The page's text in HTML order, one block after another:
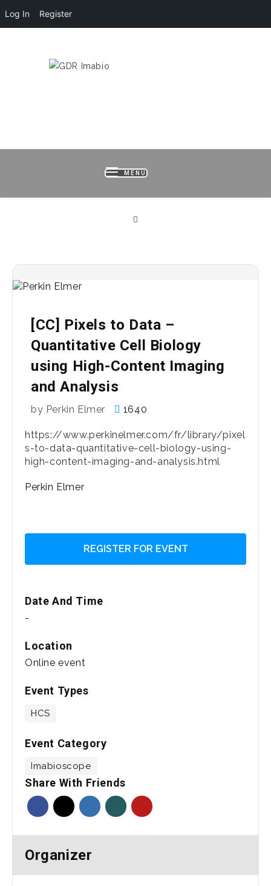
Log In Register
MENU
[CC] Pixels to Data –
Quantitative Cell Biology
using High-Content Imaging
and Analysis
by Perkin Elmer 1640
https://www.perkinelmer.com/fr/library/pixel
s-to-data-quantitative-cell-biology-using-
high-content-imaging-and-analysis.html
Perkin Elmer
REGISTER FOR EVENT
Date And Time
-
Location
Online event
Event Types
HCS
Event Category
Imabioscope
Share With Friends
Organizer